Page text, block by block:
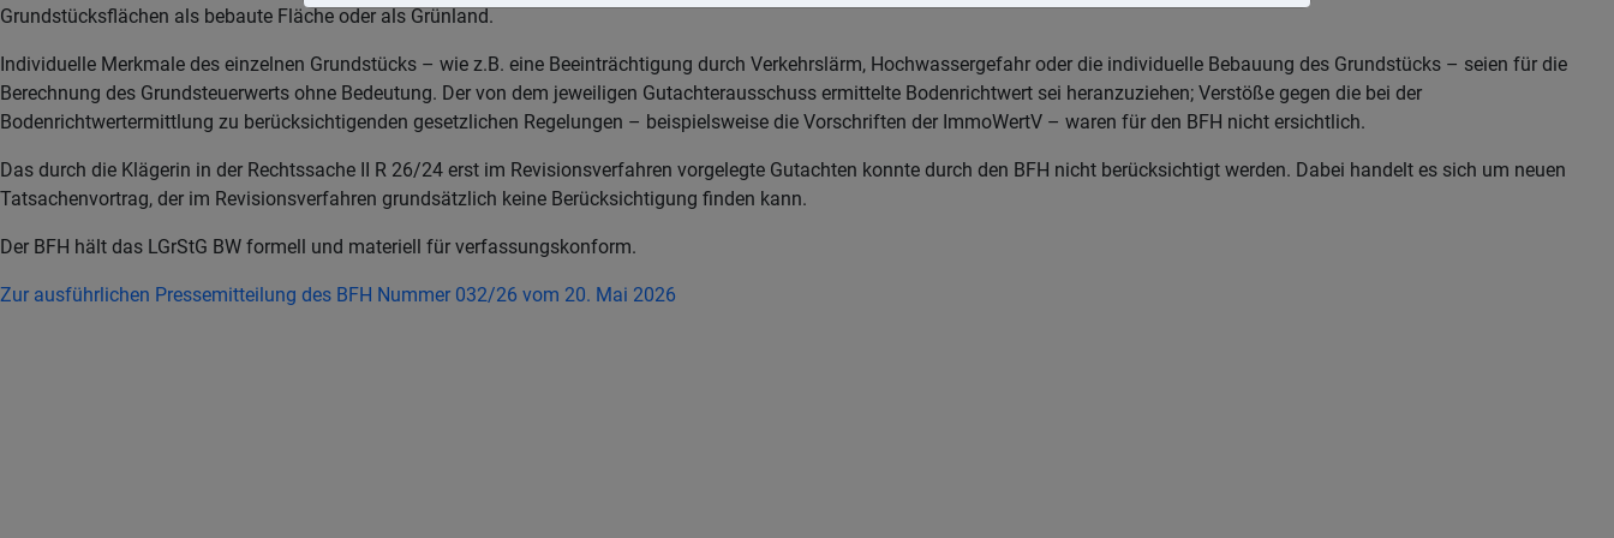
Grundstücksflächen als bebaute Fläche oder als Grünland.
Individuelle Merkmale des einzelnen Grundstücks – wie z.B. eine Beeinträchtigung durch Verkehrslärm, Hochwassergefahr oder die individuelle Bebauung des Grundstücks – seien für die
Berechnung des Grundsteuerwerts ohne Bedeutung. Der von dem jeweiligen Gutachterausschuss ermittelte Bodenrichtwert sei heranzuziehen; Verstöße gegen die bei der
Bodenrichtwertermittlung zu berücksichtigenden gesetzlichen Regelungen – beispielsweise die Vorschriften der ImmoWertV – waren für den BFH nicht ersichtlich.
Das durch die Klägerin in der Rechtssache II R 26/24 erst im Revisionsverfahren vorgelegte Gutachten konnte durch den BFH nicht berücksichtigt werden. Dabei handelt es sich um neuen
Tatsachenvortrag, der im Revisionsverfahren grundsätzlich keine Berücksichtigung finden kann.
Der BFH hält das LGrStG BW formell und materiell für verfassungskonform.
Zur ausführlichen Pressemitteilung des BFH Nummer 032/26 vom 20. Mai 2026